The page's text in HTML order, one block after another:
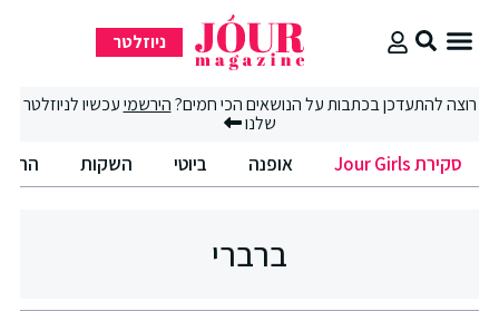
ניוזלטר
רוצה להתעדכן בכתבות על הנושאים הכי חמים?הירשמיעכשיו לניוזלטר
שלנו
סקירת Jour Girls אופנה ביוטי השקות
ברברי